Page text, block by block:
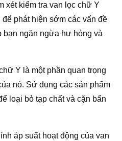
xét kiểm tra van lọc chữ Y
phát hiện sớm các vấn đề
bạn ngăn ngừa hư hỏng và
Y là một phần quan trọng
nó. Sử dụng các sản phẩm
loại bỏ tạp chất và cặn bẩn
áp suất hoạt động của van